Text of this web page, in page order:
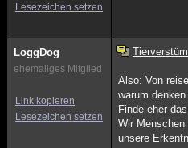
Lesezeichen setzen
LoggDog
ehemaliges Mitglied
Link kopieren
Lesezeichen setzen
Also: Von
warum
Finde eher
Wir
unsere